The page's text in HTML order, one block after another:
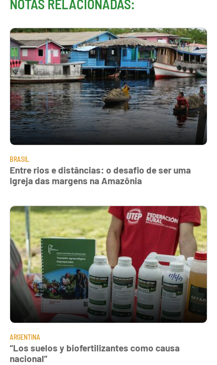
NOTAS RELACIONADAS:
BRASIL
Entre rios e distâncias: o desafio de ser uma
Igreja das margens na Amazônia
ARGENTINA
“Los suelos y biofertilizantes como causa
nacional”